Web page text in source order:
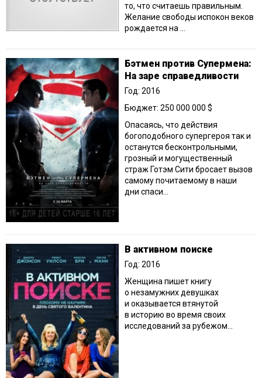
то, что считаешь правильным.
Желание свободы испокон веков
рождается на ...
Бэтмен против Супермена:
На заре справедливости
Год: 2016
Бюджет: 250 000 000 $
Опасаясь, что действия
богоподобного супергероя так и
останутся бесконтрольными,
грозный и могущественный
страж Готэм Сити бросает вызов
самому почитаемому в наши
дни спаси...
В активном поиске
Год: 2016
Женщина пишет книгу
о незамужних девушках
и оказывается втянутой
в историю во время своих
исследований за рубежом…